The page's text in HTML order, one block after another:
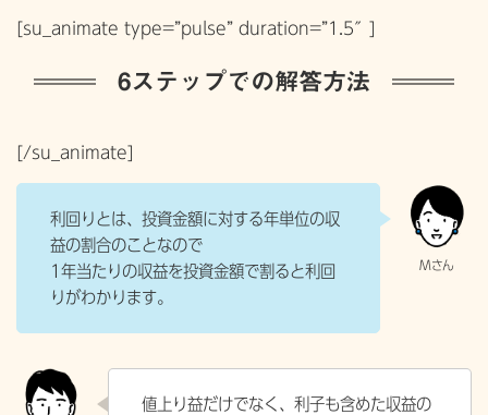
[su_animate type=”pulse” duration=”1.5″]
6ステップでの解答方法
[/su_animate]
利回りとは、投資金額に対する年単位の収
益の割合のことなので
1年当たりの収益を投資金額で割ると利回
りがわかります。
値上り益だけでなく、利子も含めた収益の